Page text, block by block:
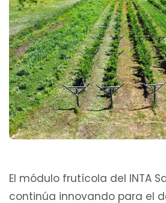
El módulo frutícola del INTA
continúa innovando para el